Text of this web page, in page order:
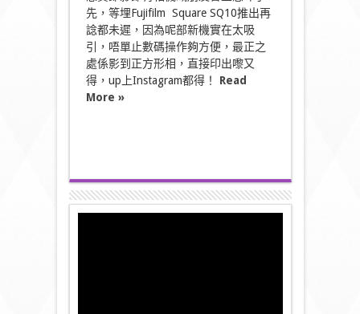
先，等埋Fujifilm Square SQ10推出再
諗都未遲，因為呢部新機實在太吸
引，唔單止數碼操作夠方便，最正之
處係影到正方形相，直接印出嚟又
得，up上Instagram都得！ Read
More »